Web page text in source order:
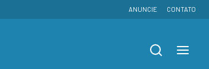
ANUNCIE CONTATO